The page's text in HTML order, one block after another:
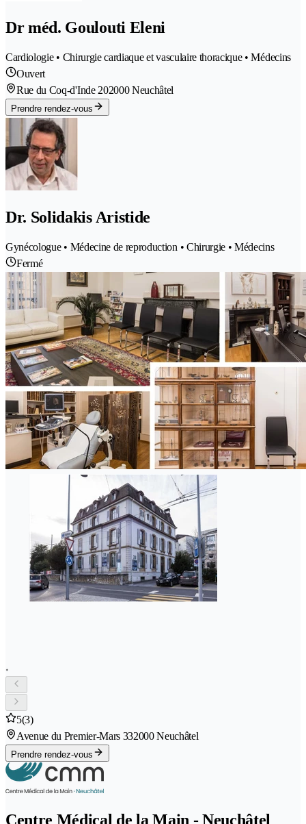
Dr méd. Goulouti Eleni
Cardiologie • Chirurgie cardiaque et vasculaire thoracique • Médecins
Ouvert
Rue du Coq-d'Inde 202000 Neuchâtel
Prendre rendez-vous
Dr. Solidakis Aristide
Gynécologue • Médecine de reproduction • Chirurgie • Médecins
Fermé
5(3)
Avenue du Premier-Mars 332000 Neuchâtel
Prendre rendez-vous
Centre Médical de la Main - Neuchâtel